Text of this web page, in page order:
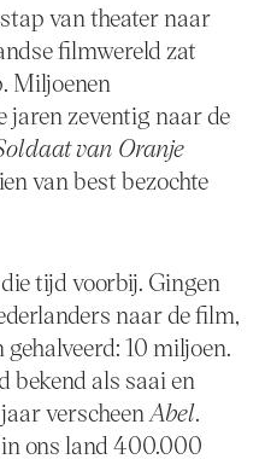
van theater naar
filmwereld zat
Miljoenen
jaren zeventig naar de
van Oranje
van best bezochte
tijd voorbij. Gingen
naar de film,
10 miljoen.
bekend als saai en
verscheen Abel.
ons land 400.000